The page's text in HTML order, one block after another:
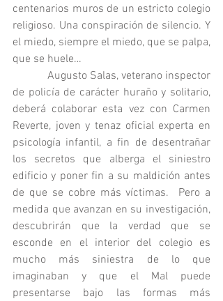
centenarios muros de un estricto colegio
religioso. Una conspiración de silencio. Y
el miedo, siempre el miedo, que se palpa,
que se huele…
de policía de carácter huraño y solitario,
deberá colaborar esta vez con Carmen
Reverte, joven y tenaz oficial experta en
psicología infantil, a fin de desentrañar
los secretos que alberga el siniestro
edificio y poner fin a su maldición antes
de que se cobre más víctimas.  Pero a
medida que avanzan en su investigación,
descubrirán que la verdad que se
esconde en el interior del colegio es
mucho más siniestra de lo que
imaginaban y que el Mal puede
presentarse bajo las formas más